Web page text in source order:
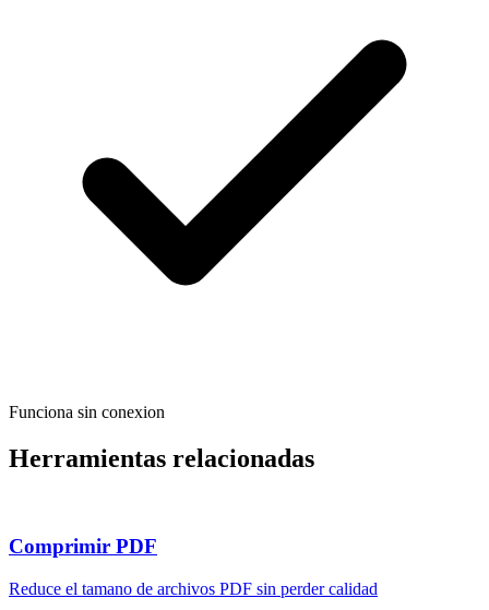
Funciona sin conexion
Herramientas relacionadas
Comprimir PDF
Reduce el tamano de archivos PDF sin perder calidad